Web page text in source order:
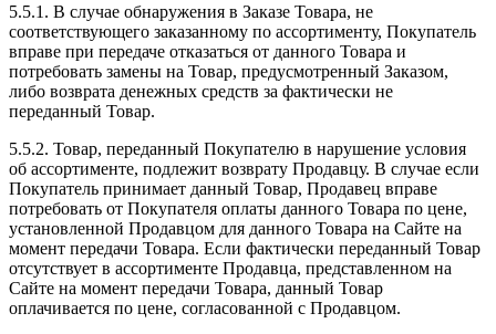
5.5.1. В случае обнаружения в Заказе Товара, не
соответствующего заказанному по ассортименту, Покупатель
вправе при передаче отказаться от данного Товара и
потребовать замены на Товар, предусмотренный Заказом,
либо возврата денежных средств за фактически не
переданный Товар.
5.5.2. Товар, переданный Покупателю в нарушение условия
об ассортименте, подлежит возврату Продавцу. В случае если
Покупатель принимает данный Товар, Продавец вправе
потребовать от Покупателя оплаты данного Товара по цене,
установленной Продавцом для данного Товара на Сайте на
момент передачи Товара. Если фактически переданный Товар
отсутствует в ассортименте Продавца, представленном на
Сайте на момент передачи Товара, данный Товар
оплачивается по цене, согласованной с Продавцом.